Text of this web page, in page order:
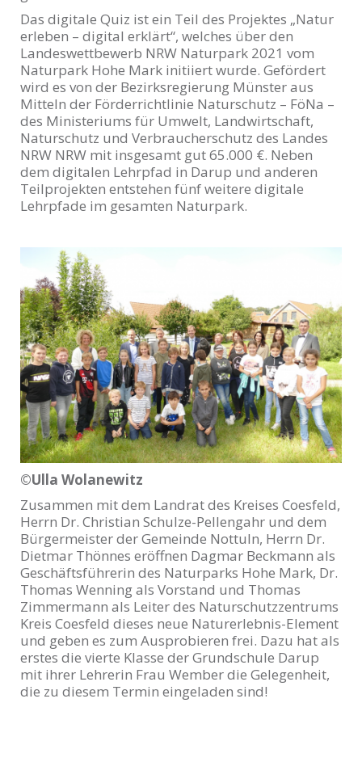
Das digitale Quiz ist ein Teil des Projektes „Natur
erleben – digital erklärt“, welches über den
Landeswettbewerb NRW Naturpark 2021 vom
Naturpark Hohe Mark initiiert wurde. Gefördert
wird es von der Bezirksregierung Münster aus
Mitteln der Förderrichtlinie Naturschutz – FöNa –
des Ministeriums für Umwelt, Landwirtschaft,
Naturschutz und Verbraucherschutz des Landes
NRW NRW mit insgesamt gut 65.000 €. Neben
dem digitalen Lehrpfad in Darup und anderen
Teilprojekten entstehen fünf weitere digitale
Lehrpfade im gesamten Naturpark.
©Ulla Wolanewitz
Zusammen mit dem Landrat des Kreises Coesfeld,
Herrn Dr. Christian Schulze-Pellengahr und dem
Bürgermeister der Gemeinde Nottuln, Herrn Dr.
Dietmar Thönnes eröffnen Dagmar Beckmann als
Geschäftsführerin des Naturparks Hohe Mark, Dr.
Thomas Wenning als Vorstand und Thomas
Zimmermann als Leiter des Naturschutzzentrums
Kreis Coesfeld dieses neue Naturerlebnis-Element
und geben es zum Ausprobieren frei. Dazu hat als
erstes die vierte Klasse der Grundschule Darup
mit ihrer Lehrerin Frau Wember die Gelegenheit,
die zu diesem Termin eingeladen sind!